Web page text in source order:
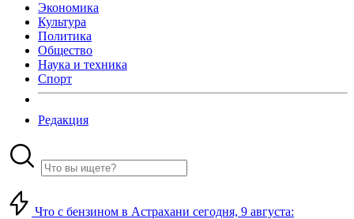
Экономика
Культура
Политика
Общество
Наука и техника
Спорт
Редакция
Что с бензином в Астрахани сегодня, 9 августа: